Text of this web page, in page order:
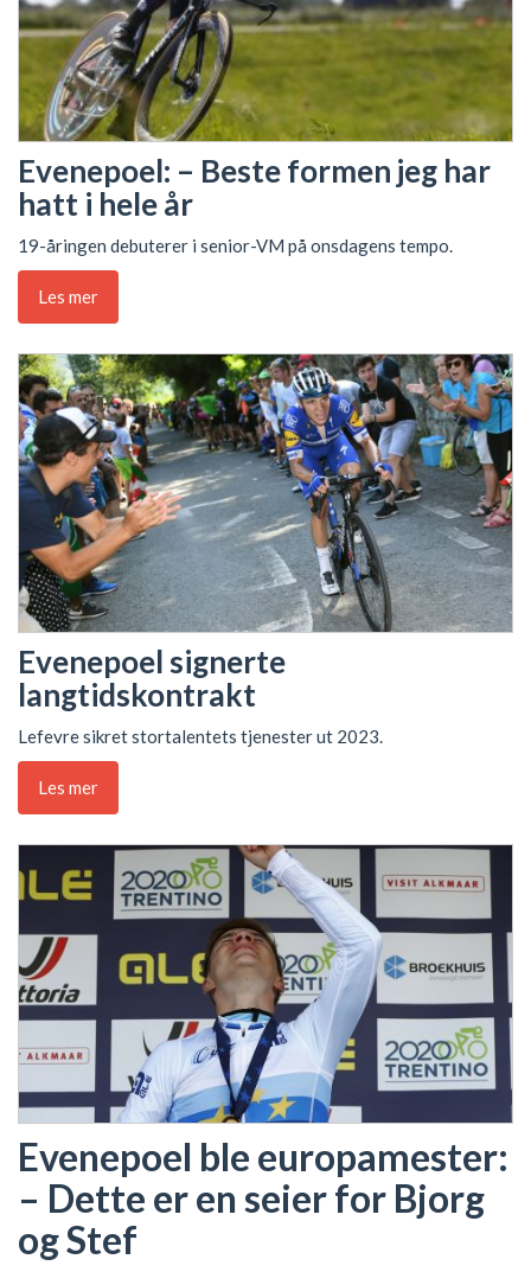
Evenepoel: – Beste formen jeg har
hatt i hele år
19-åringen debuterer i senior-VM på onsdagens tempo.
Les mer
Evenepoel signerte
langtidskontrakt
Lefevre sikret stortalentets tjenester ut 2023.
Les mer
Evenepoel ble europamester:
– Dette er en seier for Bjorg
og Stef